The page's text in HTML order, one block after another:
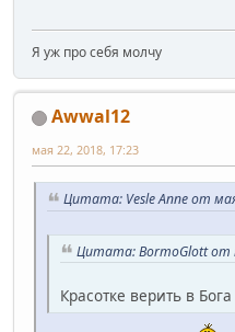
Я уж про себя молчу
Awwal12
мая 22, 2018, 17:23
Цитата: Vesle Anne от
Цитата: BormoGlott от
Красотке верить в